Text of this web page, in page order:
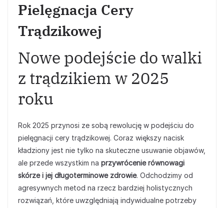
Pielęgnacja Cery
Trądzikowej
Nowe podejście do walki
z trądzikiem w 2025
roku
Rok 2025 przynosi ze sobą rewolucję w podejściu do
pielęgnacji cery trądzikowej. Coraz większy nacisk
kładziony jest nie tylko na skuteczne usuwanie objawów,
ale przede wszystkim na przywrócenie równowagi
skórze i jej długoterminowe zdrowie. Odchodzimy od
agresywnych metod na rzecz bardziej holistycznych
rozwiązań, które uwzględniają indywidualne potrzeby